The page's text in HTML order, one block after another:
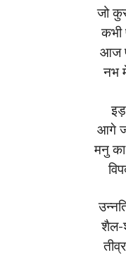
जो
कभी
आज
नभ
आगे
मनु
शैल-